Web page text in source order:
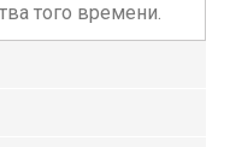
того времени.